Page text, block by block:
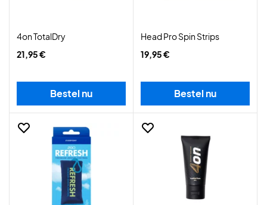
4on TotalDry
21,95 €
Bestel nu
Head Pro Spin Strips
19,95 €
Bestel nu